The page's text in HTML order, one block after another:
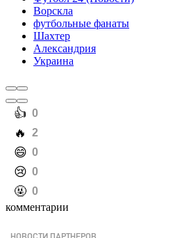
Ворскла
футбольные фанаты
Шахтер
Александрия
Украина
️👍 0
️🔥 2
️😄 0
️😢 0
️🤬 0
комментарии